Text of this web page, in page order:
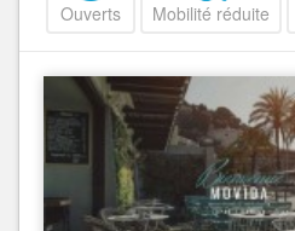
Ouverts Mobilité réduite